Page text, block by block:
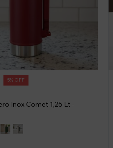
5
Inox Comet 1,25 Lt -